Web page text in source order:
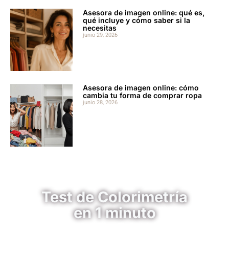
Asesora de imagen online: qué es,
qué incluye y cómo saber si la
necesitas
junio 29, 2026
Asesora de imagen online: cómo
cambia tu forma de comprar ropa
junio 28, 2026
Test de Colorimetría
en 1 minuto